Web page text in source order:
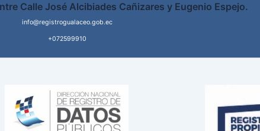
Calle José Alcibiades Cañizares y Eugenio Espejo.
info@registrogualaceo.gob.ec
+072599910